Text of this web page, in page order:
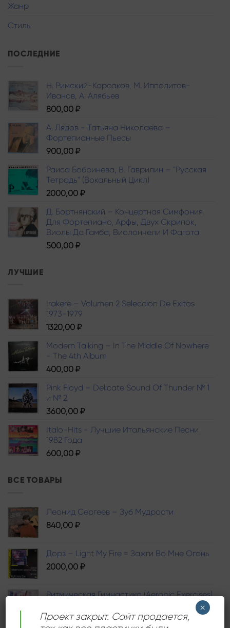
Жанр
Стиль
ПОСЛЕДНИЕ
Н. Римский-Корсаков, М. Ипполитов-
Иванов, A. Алябьев
800,00 ₽
А. Лядов - Татьяна Николаева –
Фортепианные Пьесы
900,00 ₽
Раиса Бобринева, В. Гаврилин – "Русская
Тетрадь" (Вокальный Цикл)
2000,00 ₽
Д. Бортнянский – Концертная Симфония
Для Фортепиано, Арфы, Двух Скрипок,
Виолы Да Гамба, Виолончели И Фагота
500,00 ₽
ЛУЧШИЕ
Irakere – Volumen 2 Seleccion De Exitos
1973-1979
1320,00 ₽
Modern Talking – In The Middle Of Nowhere
- The 4th Album
400,00 ₽
Pink Floyd – Delicate Sound Of Thunder № 1
и № 2
3600,00 ₽
Italo-Hits - Лучшие Итальянские Песни
1982 Года
600,00 ₽
ВСЕ ТОВАРЫ
Леонид Сергеев – Зуб Мудрости
840,00 ₽
Дорз – Light My Fire = Зажги Во Мне Огонь
2000,00 ₽
Ритмическая Гимнастика (Aerobic Exercises)
Проект закрыт. Сайт продается,
×